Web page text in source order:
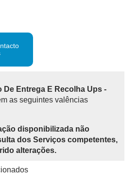
De Entrega E Recolha Ups -
as seguintes valências
disponibilizada não
dos Serviços competentes,
alterações.